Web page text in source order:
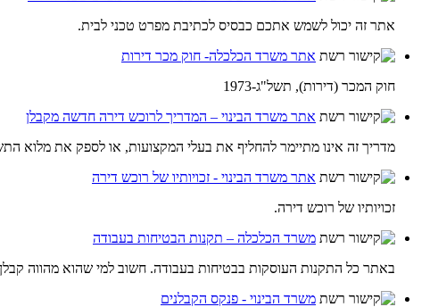
אתר זה יכול לשמש אתכם כבסיס לכתיבת מפרט טכני לבית.
אתר משרד הכלכלה- חוק מכר דירות
חוק המכר (דירות), תשל"ג-1973
אתר משרד הבינוי – המדריך לרוכש דירה חדשה מקבלן
מדריך זה אינו מתיימר להחליף את בעלי המקצועות, או לספק את מלוא
אתר משרד הבינוי - זכויותיו של רוכש דירה
זכויותיו של רוכש דירה.
משרד הכלכלה – תקנות הבטיחות בעבודה
באתר כל התקנות העוסקות בבטיחות בעבודה. חשוב למי שהוא מהווה
משרד הבינוי - פנקס הקבלנים